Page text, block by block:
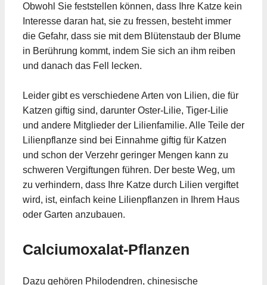
Obwohl Sie feststellen können, dass Ihre Katze kein
Interesse daran hat, sie zu fressen, besteht immer
die Gefahr, dass sie mit dem Blütenstaub der Blume
in Berührung kommt, indem Sie sich an ihm reiben
und danach das Fell lecken.
Leider gibt es verschiedene Arten von Lilien, die für
Katzen giftig sind, darunter Oster-Lilie, Tiger-Lilie
und andere Mitglieder der Lilienfamilie. Alle Teile der
Lilienpflanze sind bei Einnahme giftig für Katzen
und schon der Verzehr geringer Mengen kann zu
schweren Vergiftungen führen. Der beste Weg, um
zu verhindern, dass Ihre Katze durch Lilien vergiftet
wird, ist, einfach keine Lilienpflanzen in Ihrem Haus
oder Garten anzubauen.
Calciumoxalat-Pflanzen
Dazu gehören Philodendren, chinesische